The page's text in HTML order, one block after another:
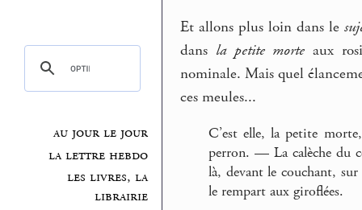
au jour le jour
la lettre hebdo
les livres, la
librairie
Et allons plus loin dans le
dans la petite morte aux
nominale. Mais quel
ces meules...
C’est elle, la petite
perron. — La calèche du
là, devant le couchant,
le rempart aux giroflées.